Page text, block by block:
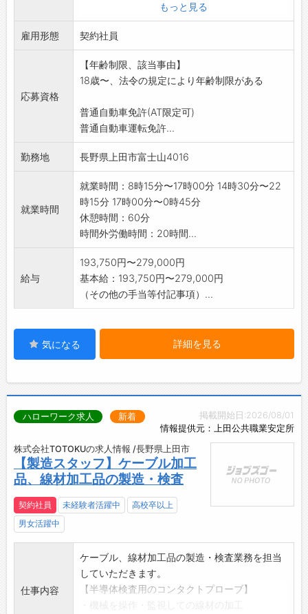
りとれる方を希望いたします。
※夜勤のできる方を希望いたします。
※異業種からの未経験者の方も歓迎いたしま
す。
変更範囲:変更なし
もっと見る
雇用形態 契約社員
応募資格
【年齢制限、該当事由】
18歳〜、法令の規定により年齢制限がある
普通自動車免許(AT限定可)
普通自動車運転免許...
勤務地 長野県上田市富士山4016
就業時間
就業時間：8時15分〜17時00分 14時30分〜22
時15分 17時00分〜0時45分
休憩時間：60分
時間外労働時間：20時間...
給与
193,750円〜279,000円
基本給：193,750円〜279,000円
（その他の手当等付記事項）...
気になる 詳細を見る
掲載開始日:2026/08/01
情報提供元：上田公共職業安定所
ハローワーク求人 新着
株式会社TOTOKUの求人情報 /長野県上田市
【製造スタッフ】ケーブル加工
品、線材加工品の製造・検査
契約社員 未経験者活躍中
高校卒以上
男女活躍中
仕事内容
ケーブル、線材加工品の製造・検査業務を担当
していただきます。
【半導体検査用のコンタクトプローブ】